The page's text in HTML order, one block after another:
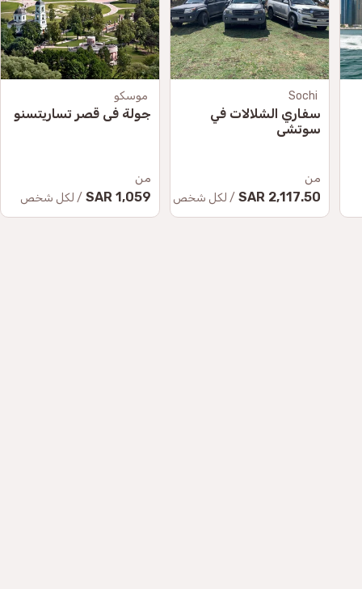
Sochi
سفاري الشلالات في
سوتشي
من
2,117.50 SAR / لكل شخص
موسكو
جولة في قصر تساريتسنو
من
1,059 SAR / لكل شخص